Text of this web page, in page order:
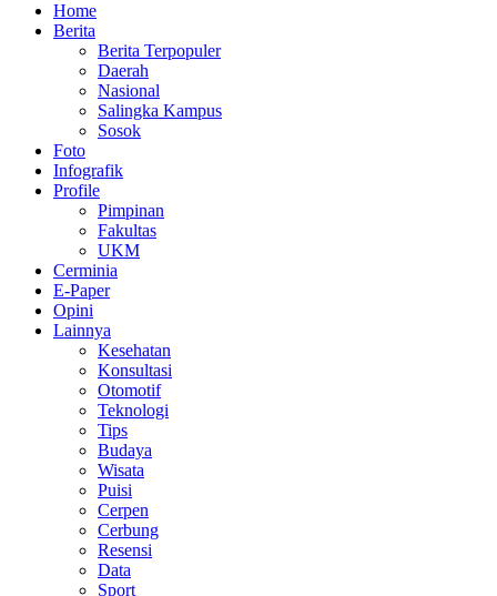
Home
Berita
Berita Terpopuler
Daerah
Nasional
Salingka Kampus
Sosok
Foto
Infografik
Profile
Pimpinan
Fakultas
UKM
Cerminia
E-Paper
Opini
Lainnya
Kesehatan
Konsultasi
Otomotif
Teknologi
Tips
Budaya
Wisata
Puisi
Cerpen
Cerbung
Resensi
Data
Sport